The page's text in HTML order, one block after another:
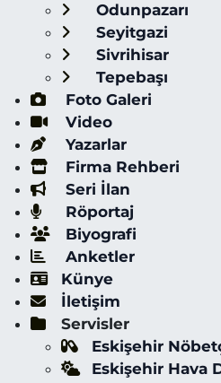
Odunpazarı
Seyitgazi
Sivrihisar
Tepebaşı
Foto Galeri
Video
Yazarlar
Firma Rehberi
Seri İlan
Röportaj
Biyografi
Anketler
Künye
İletişim
Servisler
Eskişehir
Eskişehir Hava